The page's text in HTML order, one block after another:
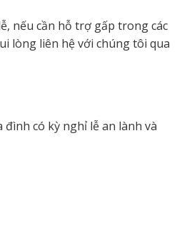
nếu cần hỗ trợ gấp trong các
lòng liên hệ với chúng tôi qua
đình có kỳ nghỉ lễ an lành và